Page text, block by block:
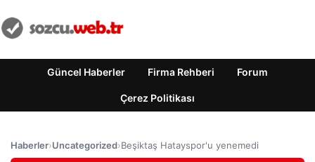
Güncel Haberler Firma Rehberi Forum
Çerez Politikası
Haberler›Uncategorized›Beşiktaş Hatayspor'u yenemedi